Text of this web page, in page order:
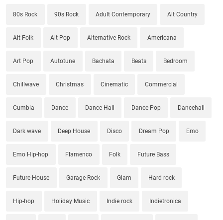
80s Rock 90s Rock Adult Contemporary Alt Country
Alt Folk Alt Pop Alternative Rock Americana
Art Pop Autotune Bachata Beats Bedroom
Chillwave Christmas Cinematic Commercial
Cumbia Dance Dance Hall Dance Pop Dancehall
Dark wave Deep House Disco Dream Pop Emo
Emo Hip-hop Flamenco Folk Future Bass
Future House Garage Rock Glam Hard rock
Hip-hop Holiday Music Indie rock Indietronica